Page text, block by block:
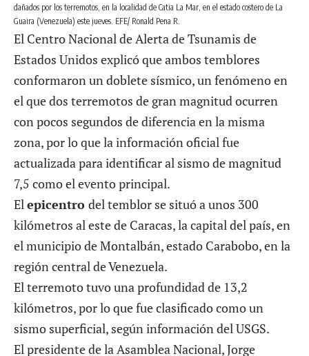
dañados por los terremotos, en la localidad de Catia La Mar, en el estado costero de La
Guaira (Venezuela) este jueves. EFE/ Ronald Pena R.
El Centro Nacional de Alerta de Tsunamis de
Estados Unidos explicó que ambos temblores
conformaron un doblete sísmico, un fenómeno en
el que dos terremotos de gran magnitud ocurren
con pocos segundos de diferencia en la misma
zona, por lo que la información oficial fue
actualizada para identificar al sismo de magnitud
7,5 como el evento principal.
Elepicentro del temblor se situó a unos 300
kilómetros al este de Caracas, la capital del país, en
el municipio de Montalbán, estado Carabobo, en la
región central de Venezuela.
El terremoto tuvo una profundidad de 13,2
kilómetros, por lo que fue clasificado como un
sismo superficial, según información del USGS.
El presidente de la Asamblea Nacional, Jorge